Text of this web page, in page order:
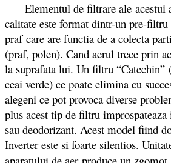
Elementul de filtrare ale acestui
calitate este format dintr-un pre-
praf care are functia de a colecta
(praf, polen). Cand aerul trece prin
la suprafata lui. Un filtru “Catechin”
ceai verde) ce poate elimina cu
alegeni ce pot provoca diverse
plus acest tip de filtru
sau deodorizant. Acest model fiind
Inverter este si foarte silentios.